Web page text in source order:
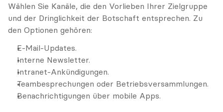
Wählen Sie Kanäle, die den Vorlieben Ihrer Zielgruppe
und der Dringlichkeit der Botschaft entsprechen. Zu
den Optionen gehören:
E-Mail-Updates.
Interne Newsletter.
Intranet-Ankündigungen.
Teambesprechungen oder Betriebsversammlungen.
Benachrichtigungen über mobile Apps.